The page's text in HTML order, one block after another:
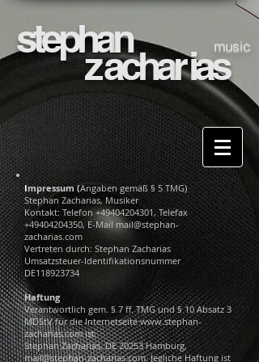
stephan
zachariasmusic
Impressum (Angaben gemäß § 5 TMG)
Stephan Zacharias, Musiker
Kontakt: Telefon+49404204301, Telefax
+49404204350, E-Mail mail@stephan-
zacharias.com
Vertreten durch: Stephan Zacharias
Umsatzsteuer-Identifikationsnummer
DE118923734
Haftung
Verantwortlich gem. § 7 ff. TMG und § 10 Absatz 3
MDStV für die Internetseite www.stephan-
zacharias.comist
Stephan Zacharias, DE 20253 Hamburg,
mail@stephan-zacharias.com. Jegliche Haftung ist